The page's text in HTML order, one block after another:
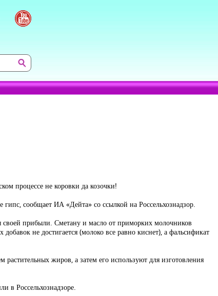
процессе не коровки да козочки!
сообщает ИА «Дейта» со ссылкой на Россельхознадзор.
своей прибыли. Сметану и масло от приморких молочников
не достигается (молоко все равно киснет), а фальсификат
растительных жиров, а затем его используют для изготовления
в Россельхознадзоре.